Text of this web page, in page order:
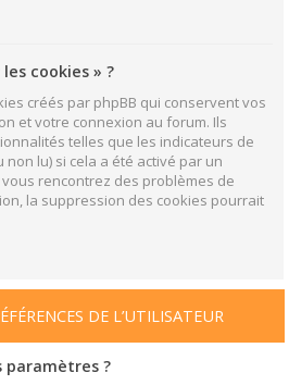
cookies » ?
créés par phpBB qui conservent vos
et votre connexion au forum. Ils
telles que les indicateurs de
lu) si cela a été activé par un
rencontrez des problèmes de
la suppression des cookies pourrait
DE L’UTILISATEUR
paramètres ?